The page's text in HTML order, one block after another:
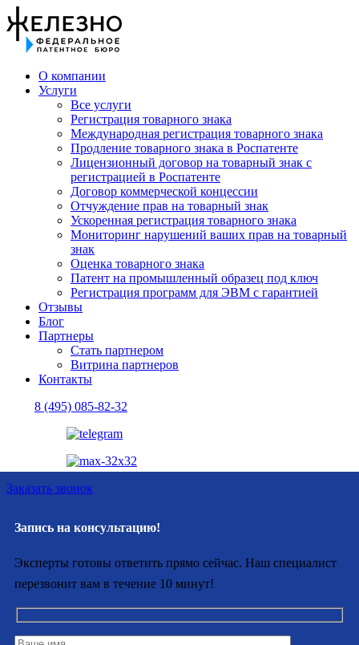
О компании
Услуги
Все услуги
Регистрация товарного знака
Международная регистрация товарного знака
Продление товарного знака в Роспатенте
Лицензионный договор на товарный знак с
регистрацией в Роспатенте
Договор коммерческой концессии
Отчуждение прав на товарный знак
Ускоренная регистрация товарного знака
Мониторинг нарушений ваших прав на товарный
знак
Оценка товарного знака
Патент на промышленный образец под ключ
Регистрация программ для ЭВМ с гарантией
Отзывы
Блог
Партнеры
Стать партнером
Витрина партнеров
Контакты
8 (495) 085-82-32
Заказать звонок
Запись на консультацию!
Эксперты готовы ответить прямо сейчас. Наш специалист
перезвонит вам в течение 10 минут!